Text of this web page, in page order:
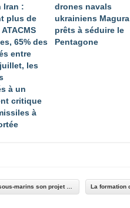
Iran :
plus de
65% des
entre
les
à un
critique
à
drones navals
ukrainiens Magura
prêts à séduire le
Pentagone